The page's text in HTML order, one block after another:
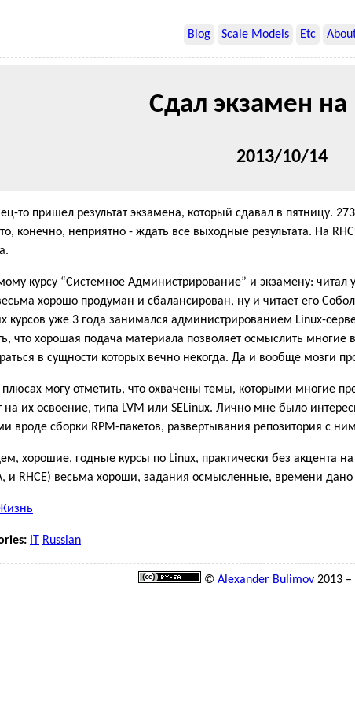
Blog Scale Models Etc
Сдал экзамен на
2013/10/14
то пришел результат экзамена, который сдавал в пятницу.
конечно, неприятно - ждать все выходные результата. На
курсу “Системное Администрирование” и экзамену: читал
хорошо продуман и сбалансирован, ну и читает его
курсов уже 3 года занимался администрированием Linux-
что хорошая подача материала позволяет осмыслить
в сущности которых вечно некогда. Да и вообще мозги
могу отметить, что охвачены темы, которыми многие
на их освоение, типа LVM или SELinux. Лично мне было
вроде сборки RPM-пакетов, развертывания репозитория с
хорошие, годные курсы по Linux, практически без акцента
и RHCE) весьма хороши, задания осмысленные, времени дано
IT Russian
© Alexander Bulimov 2013 –